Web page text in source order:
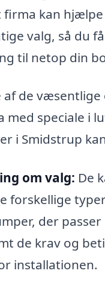
firma kan
valg, så du
til netop din
af de væsentlige
med speciale i
i Smidstrup
om valg: De
forskellige
der
de krav og
installationen.